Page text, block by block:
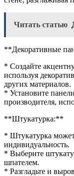
Читать статью
**Декоративные
* Создайте
используя
других материалов.
* Установите
производителя,
**Штукатурка:**
* Штукатурка может
индивидуальность.
* Выберите
шпателем.
* Разгладьте и